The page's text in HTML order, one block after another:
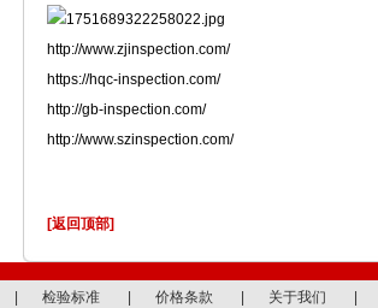
http://www.zjinspection.com/
https://hqc-inspection.com/
http://gb-inspection.com/
http://www.szinspection.com/
[返回顶部]
检验标准 价格条款 关于我们